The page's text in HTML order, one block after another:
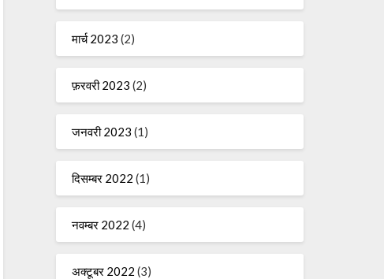
मार्च 2023 (2)
फ़रवरी 2023 (2)
जनवरी 2023 (1)
दिसम्बर 2022 (1)
नवम्बर 2022 (4)
अक्टूबर 2022 (3)